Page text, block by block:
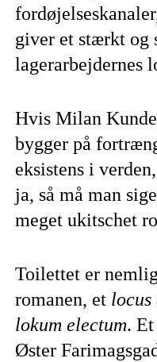
giver et stærkt og
lagerarbejdernes
Hvis Milan
bygger på
eksistens i
ja, så må man
meget ukitschet
Toilettet er
romanen, et locus
lokum electum.
Øster